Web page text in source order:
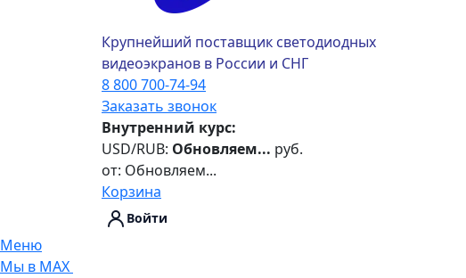
Крупнейший поставщик светодиодных
видеоэкранов в России и СНГ
8 800 700-74-94
Заказать звонок
Внутренний курс:
USD/RUB: Обновляем... руб.
от: Обновляем...
Корзина
Войти
Меню
Мы в MAX